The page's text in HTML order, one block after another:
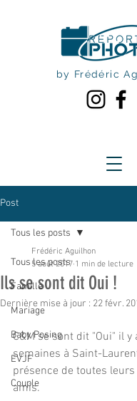
by Frédéric
Post
Tous les posts
Famille
Mariage
Baby Posing
EVJF
Couple
Tous les posts
Ils se sont dit Oui !
Frédéric Aguilhon
5 août 2017 1 min de lecture
Dernière mise à jour : 22 févr.
C&M se sont dit "Oui" il y
semaines à Saint-
présence de toutes
amis.